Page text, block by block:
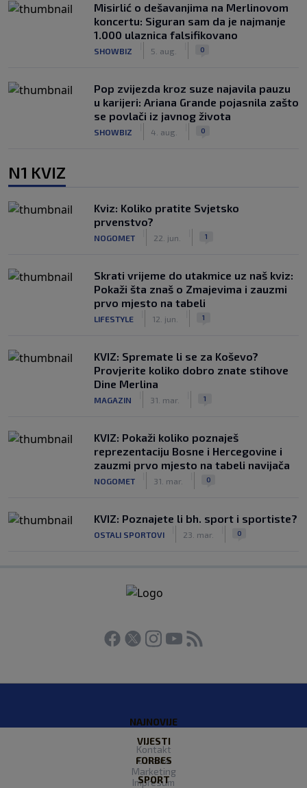
Misirlić o dešavanjima na Merlinovom
koncertu: Siguran sam da je najmanje
1.000 ulaznica falsifikovano
SHOWBIZ 5. aug. 0
Pop zvijezda kroz suze najavila pauzu
u karijeri: Ariana Grande pojasnila zašto
se povlači iz javnog života
SHOWBIZ 4. aug. 0
N1 KVIZ
Kviz: Koliko pratite Svjetsko
prvenstvo?
NOGOMET 22. jun. 1
Skrati vrijeme do utakmice uz naš kviz:
Pokaži šta znaš o Zmajevima i zauzmi
prvo mjesto na tabeli
LIFESTYLE 12. jun. 1
KVIZ: Spremate li se za Koševo?
Provjerite koliko dobro znate stihove
Dine Merlina
MAGAZIN 31. mar. 1
KVIZ: Pokaži koliko poznaješ
reprezentaciju Bosne i Hercegovine i
zauzmi prvo mjesto na tabeli navijača
NOGOMET 31. mar. 0
KVIZ: Poznajete li bh. sport i sportiste?
OSTALI SPORTOVI 23. mar. 0
NAJNOVIJE
VIJESTI
FORBES
SPORT
Kontakt
O nama
Marketing
Impresum